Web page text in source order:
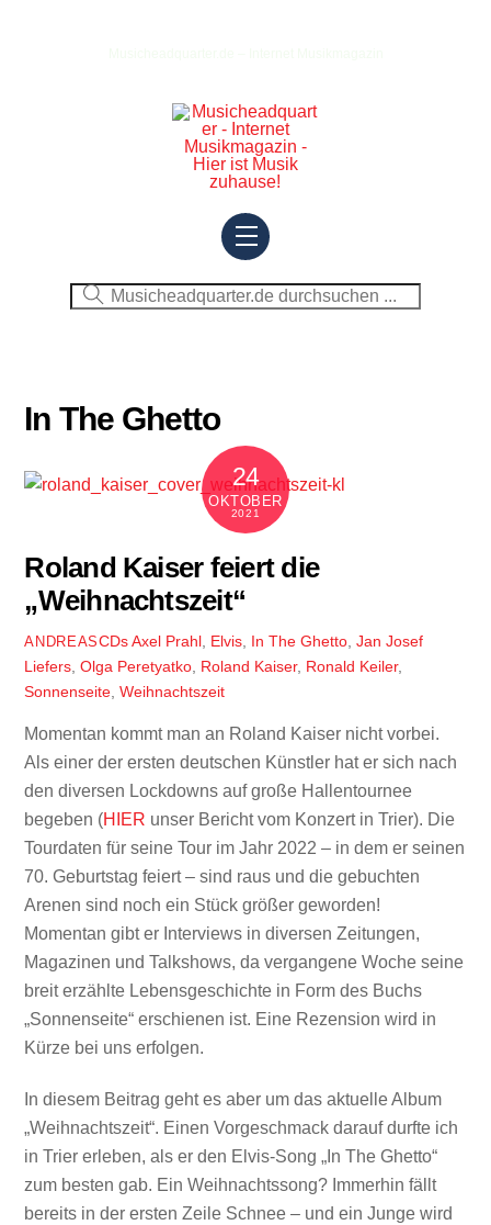
Menu
In The Ghetto
24
OKTOBER
2021
Roland Kaiser feiert die
„Weihnachtszeit“
ANDREASCDsAxel Prahl, Elvis, In The Ghetto, Jan Josef
Liefers ,Olga Peretyatko Roland Kaiser, Ronald Keiler,
Sonnenseite ,Weihnachtszeit
Momentan kommt man an Roland Kaiser nicht vorbei.
Als einer der ersten deutschen Künstler hat er sich nach
den diversen Lockdowns auf große Hallentournee
begeben (HIER unser Bericht vom Konzert in Trier). Die
Tourdaten für seine Tour im Jahr 2022 – in dem er seinen
70. Geburtstag feiert – sind raus und die gebuchten
Arenen sind noch ein Stück größer geworden!
Momentan gibt er Interviews in diversen Zeitungen,
Magazinen und Talkshows, da vergangene Woche seine
breit erzählte Lebensgeschichte in Form des Buchs
„Sonnenseite“ erschienen ist. Eine Rezension wird in
Kürze bei uns erfolgen.
In diesem Beitrag geht es aber um das aktuelle Album
„Weihnachtszeit“. Einen Vorgeschmack darauf durfte ich
in Trier erleben, als er den Elvis-Song „In The Ghetto“
zum besten gab. Ein Weihnachtssong? Immerhin fällt
bereits in der ersten Zeile Schnee – und ein Junge wird